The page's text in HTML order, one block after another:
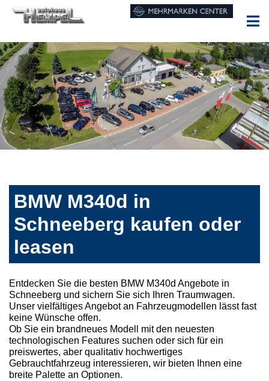
BMW M340d in
Schneeberg kaufen oder
leasen
Entdecken Sie die besten BMW M340d Angebote in
Schneeberg und sichern Sie sich Ihren Traumwagen.
Unser vielfältiges Angebot an Fahrzeugmodellen lässt fast
keine Wünsche offen.
Ob Sie ein brandneues Modell mit den neuesten
technologischen Features suchen oder sich für ein
preiswertes, aber qualitativ hochwertiges
Gebrauchtfahrzeug interessieren, wir bieten Ihnen eine
breite Palette an Optionen.